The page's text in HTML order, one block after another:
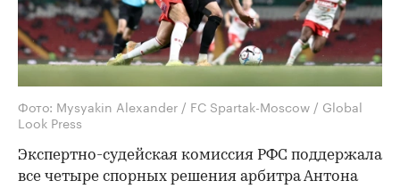
Фото: Mysyakin Alexander / FC Spartak-Moscow / Global
Look Press
Экспертно-судейская комиссия РФС поддержала
все четыре спорных решения арбитра Антона